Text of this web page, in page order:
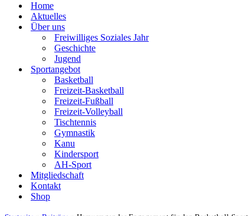
Home
Aktuelles
Über uns
Freiwilliges Soziales Jahr
Geschichte
Jugend
Sportangebot
Basketball
Freizeit-Basketball
Freizeit-Fußball
Freizeit-Volleyball
Tischtennis
Gymnastik
Kanu
Kindersport
AH-Sport
Mitgliedschaft
Kontakt
Shop